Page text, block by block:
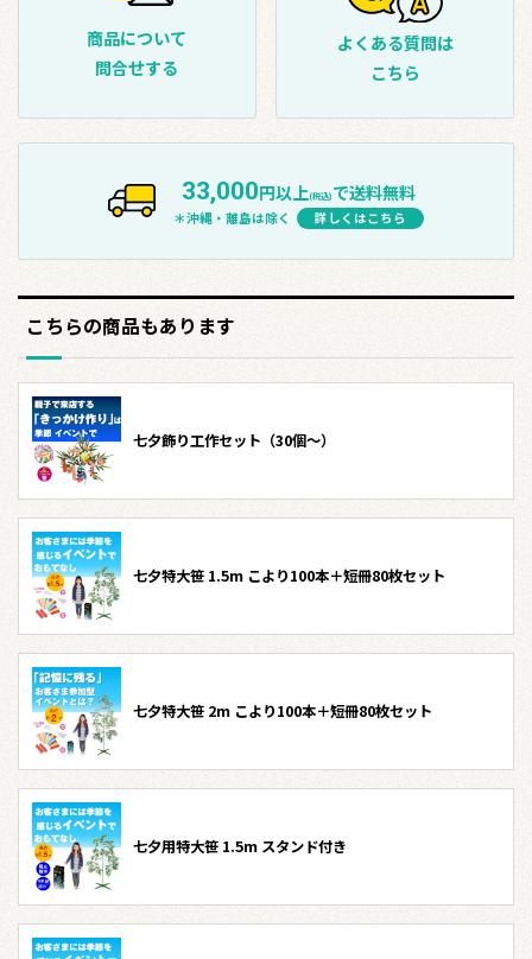
商品について
問合せする
よくある質問は
こちら
33,000円以上 (税込) で送料無料
＊沖縄・離島は除く 詳しくはこちら
こちらの商品もあります
七夕飾り工作セット（30個～）
七夕特大笹 1.5m こより100本＋短冊80枚セット
七夕特大笹 2m こより100本＋短冊80枚セット
七夕用特大笹 1.5m スタンド付き